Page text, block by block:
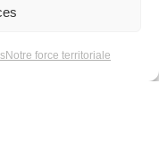
Notre force territoriale